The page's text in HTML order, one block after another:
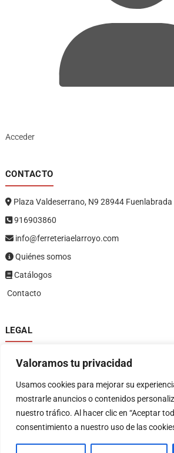
Valoramos tu privacidad
Usamos cookies para mejorar su
mostrarle anuncios o contenidos
nuestro tráfico. Al hacer clic en “Aceptar
consentimiento a nuestro uso de las
Acceder
CONTACTO
Plaza Valdeserrano, N9 28944
916903860
info@ferreteriaelarroyo.com
Quiénes somos
Catálogos
Contacto
LEGAL
Política de privacidad
Política de devoluciones y reembolsos
Términos y condiciones